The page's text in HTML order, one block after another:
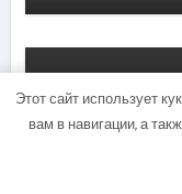
Uncategorised
Этот сайт использует
вам в навигации, а